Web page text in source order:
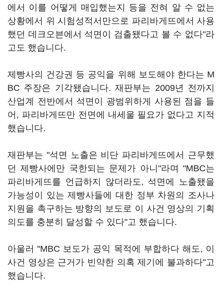
에서 이를 어떻게 매입했는지 등을 전혀 알 수 없는
상황에서 위 시험성적서만으로 파리바게뜨에서 사용
했던 데크오븐에서 석면이 검출됐다고 볼 수 없다"라
고도 했습니다.
제빵사의 건강권 등 공익을 위해 보도해야 한다는 M
BC 주장은 기각됐습니다. 재판부는 2009년 전까지
산업계 전반에서 석면이 광범위하게 사용된 점을 들
어, 파리바게뜨만 전면에 내세울 필요가 없다고 지적
했습니다.
재판부는 "석면 노출은 비단 파리바게뜨에서 근무했
던 제빵사에만 국한되는 문제가 아니"라며 "MBC는
파리바게뜨를 언급하지 않더라도, 석면에 노출됐을
가능성이 있는 제빵사들에 대한 정부 차원의 조사나
지원을 촉구하는 방향의 보도로 이 사건 영상의 기획
의도를 충분히 달성할 수 있다"고 했습니다.
아울러 "MBC 보도가 공익 목적에 부합하다 해도, 이
사건 영상은 근거가 빈약한 의혹 제기에 불과하다"고
했습니다.